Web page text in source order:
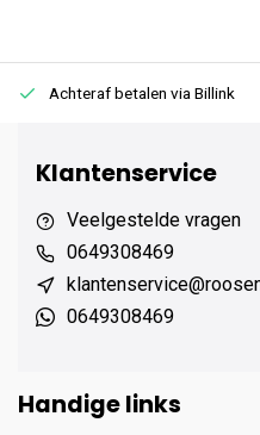
Achteraf betalen via Billink
Klantenservice
Veelgestelde vragen
0649308469
0649308469
Handige links